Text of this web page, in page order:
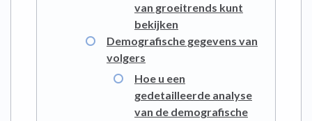
van groeitrends kunt
bekijken
Demografische gegevens van
volgers
Hoe u een
gedetailleerde analyse
van de demografische